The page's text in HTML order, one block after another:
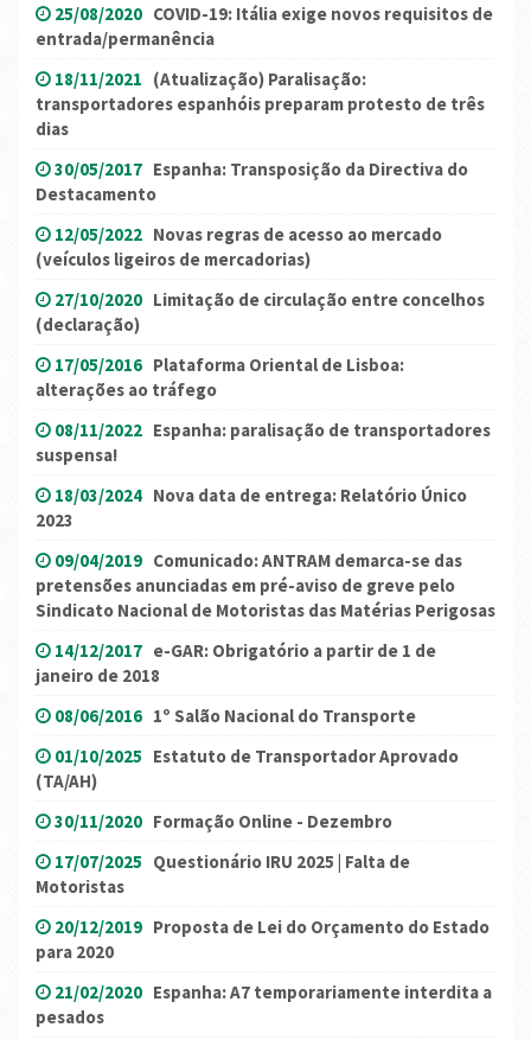
25/08/2020 COVID-19: Itália exige novos requisitos de
entrada/permanência
18/11/2021 (Atualização) Paralisação:
transportadores espanhóis preparam protesto de três
dias
30/05/2017 Espanha: Transposição da Directiva do
Destacamento
12/05/2022 Novas regras de acesso ao mercado
(veículos ligeiros de mercadorias)
27/10/2020 Limitação de circulação entre concelhos
(declaração)
17/05/2016 Plataforma Oriental de Lisboa:
alterações ao tráfego
08/11/2022 Espanha: paralisação de transportadores
suspensa!
18/03/2024 Nova data de entrega: Relatório Único
2023
09/04/2019 Comunicado: ANTRAM demarca-se das
pretensões anunciadas em pré-aviso de greve pelo
Sindicato Nacional de Motoristas das Matérias Perigosas
14/12/2017 e-GAR: Obrigatório a partir de 1 de
janeiro de 2018
08/06/2016 1º Salão Nacional do Transporte
01/10/2025 Estatuto de Transportador Aprovado
(TA/AH)
30/11/2020 Formação Online - Dezembro
17/07/2025 Questionário IRU 2025 | Falta de
Motoristas
20/12/2019 Proposta de Lei do Orçamento do Estado
para 2020
21/02/2020 Espanha: A7 temporariamente interdita a
pesados